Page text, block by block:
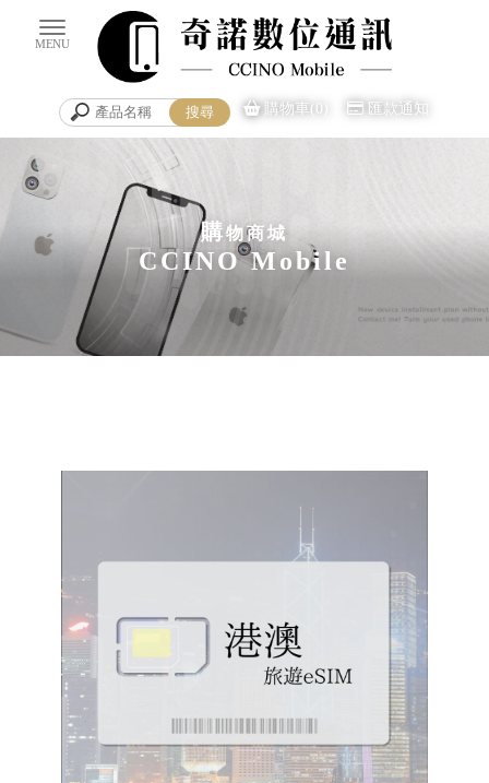
購物車(0) 匯款通知
購物商城